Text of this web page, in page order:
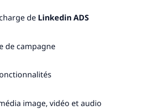
de Linkedin ADS
de campagne
image, vidéo et audio